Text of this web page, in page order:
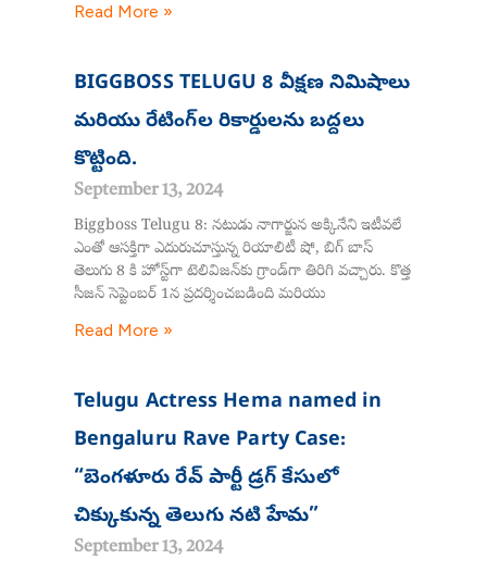
Read More »
BIGGBOSS TELUGU 8 వీక్షణ నిమిషాలు
మరియు రేటింగ్‌ల రికార్డులను బద్దలు
కొట్టింది.
September 13, 2024
Biggboss Telugu 8: నటుడు నాగార్జున అక్కినేని ఇటీవలే
ఎంతో ఆసక్తిగా ఎదురుచూస్తున్న రియాలిటీ షో, బిగ్ బాస్
తెలుగు 8 కి హోస్ట్‌గా టెలివిజన్‌కు గ్రాండ్‌గా తిరిగి వచ్చారు. కొత్త
సీజన్ సెప్టెంబర్ 1న ప్రదర్శించబడింది మరియు
Read More »
Telugu Actress Hema named in
Bengaluru Rave Party Case:
“బెంగళూరు రేవ్ పార్టీ డ్రగ్ కేసులో
చిక్కుకున్న తెలుగు నటి హేమ”
September 13, 2024